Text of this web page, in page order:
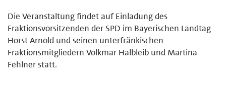
Die Veranstaltung findet auf Einladung des
Fraktionsvorsitzenden der SPD im Bayerischen Landtag
Horst Arnold und seinen unterfränkischen
Fraktionsmitgliedern Volkmar Halbleib und Martina
Fehlner statt.